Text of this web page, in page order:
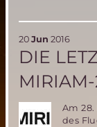
20 Jun 2016
DIE
Am
des